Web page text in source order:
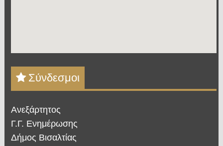
Σύνδεσμοι
Ανεξάρτητος
Γ.Γ. Ενημέρωσης
Δήμος Βισαλτίας